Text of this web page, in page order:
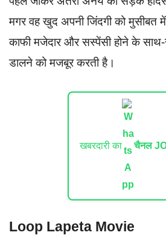
मगर वह खुद अपनी जिंदगी को मुसीबत
काफी मजेदार और सस्पेंसी होने के साथ-
डालने को मजबूर करती है।
खबरदारी का चैनल
Loop Lapeta Movie